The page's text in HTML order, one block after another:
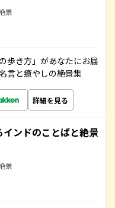
景
歩き方」があなたにお届
言と癒やしの絶景集
詳細を見る
ンドのことばと絶景
景